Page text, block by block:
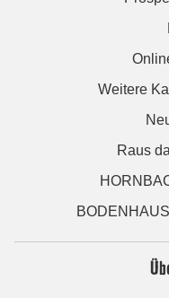
Weitere
Raus